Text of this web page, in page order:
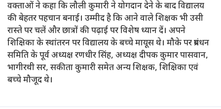
वक्ताओं ने कहा कि लौली कुमारी ने योगदान देने के बाद विद्यालय
की बेहतर पहचान बनाई। उम्मीद है कि आने वाले शिक्षक भी उसी
रास्ते पर चलें और छात्रों की पढ़ाई पर विशेष ध्यान दें। अपने
शिक्षिका के स्थांतरन पर विद्यालय के बच्चे मायूस थे। मौके पर प्रबंधन
समिति के पूर्व अध्यक्ष रणधीर सिंह, अध्यक्ष दीपक कुमार पासवान,
भागीरथी सर, सकीता कुमारी समेत अन्य शिक्षक, शिक्षिका एवं
बच्चे मौजूद थे।